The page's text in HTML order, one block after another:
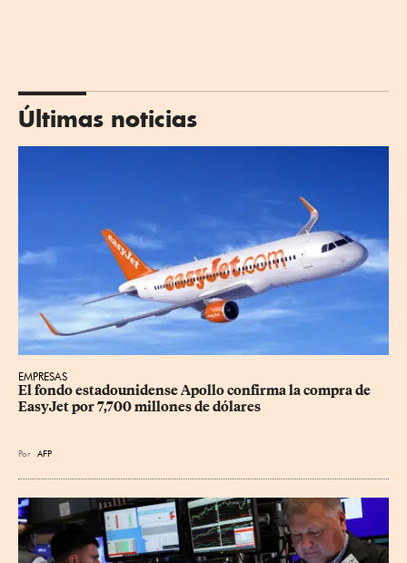
Últimas noticias
EMPRESAS
El fondo estadounidense Apollo confirma la compra de
EasyJet por 7,700 millones de dólares
Por AFP